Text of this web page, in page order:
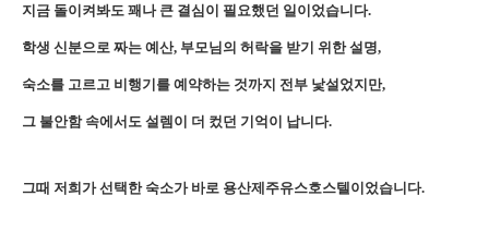
지금 돌이켜봐도 꽤나 큰 결심이 필요했던 일이었습니다.
학생 신분으로 짜는 예산, 부모님의 허락을 받기 위한 설명,
숙소를 고르고 비행기를 예약하는 것까지 전부 낯설었지만,
그 불안함 속에서도 설렘이 더 컸던 기억이 납니다.
그때 저희가 선택한 숙소가 바로 용산제주유스호스텔이었습니다.